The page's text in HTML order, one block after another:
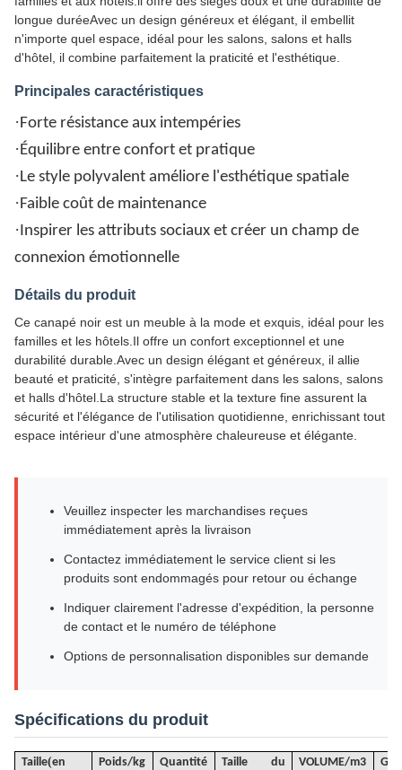
longue duréeAvec un design généreux et élégant, il embellit
n'importe quel espace, idéal pour les salons, salons et halls
d'hôtel, il combine parfaitement la praticité et l'esthétique.
Principales caractéristiques
·Forte résistance aux intempéries
·Équilibre entre confort et pratique
·Le style polyvalent améliore l'esthétique spatiale
·Faible coût de maintenance
·Inspirer les attributs sociaux et créer un champ de
connexion émotionnelle
Détails du produit
Ce canapé noir est un meuble à la mode et exquis, idéal pour les
familles et les hôtels.Il offre un confort exceptionnel et une
durabilité durable.Avec un design élégant et généreux, il allie
beauté et praticité, s'intègre parfaitement dans les salons, salons
et halls d'hôtel.La structure stable et la texture fine assurent la
sécurité et l'élégance de l'utilisation quotidienne, enrichissant tout
espace intérieur d'une atmosphère chaleureuse et élégante.
Veuillez inspecter les marchandises reçues
immédiatement après la livraison
Contactez immédiatement le service client si les
produits sont endommagés pour retour ou échange
Indiquer clairement l'adresse d'expédition, la personne
de contact et le numéro de téléphone
Options de personnalisation disponibles sur demande
Spécifications du produit
Taille(en
Poids/kg
Quantité
Taille du
VOLUME/m3 G